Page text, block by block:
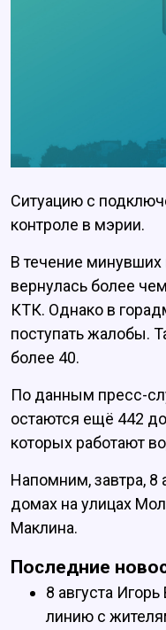
Ситуацию с
контроле в мэрии.
В течение
вернулась более
КТК. Однако в
поступать жалобы.
более 40.
По данным пресс-
остаются ещё 442
которых работают
Напомним, завтра, 8
домах на улицах
Маклина.
Последние
8 августа
линию с